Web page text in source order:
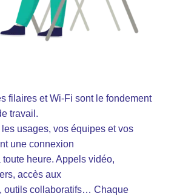
filaires et Wi-Fi sont le fondement
travail.
usages, vos équipes et vos
une connexion
heure. Appels vidéo,
accès aux
outils collaboratifs… Chaque